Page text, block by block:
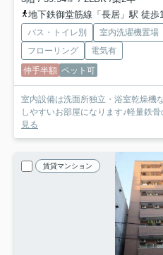
地下鉄御堂筋線「長居」駅 徒歩
バス・トイレ別 室内洗濯機置場
フローリング
電気有
仲手半額 ペット可
室内設備は洗面所独立・浴室乾燥機
しやすいお部屋になります♪軽量鉄
見る
賃貸マンション